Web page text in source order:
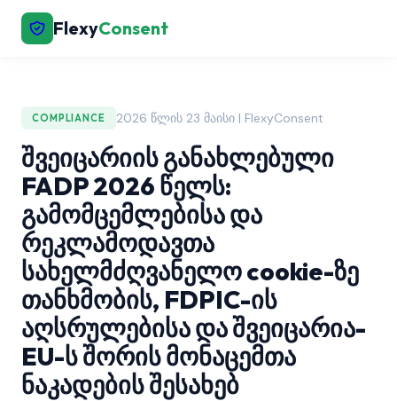
FlexyConsent
COMPLIANCE 2026 წლის 23 მაისი | FlexyConsent
შვეიცარიის განახლებული
FADP 2026 წელს:
გამომცემლებისა და
რეკლამოდავთა
სახელმძღვანელო cookie-ზე
თანხმობის, FDPIC-ის
აღსრულებისა და შვეიცარია-
EU-ს შორის მონაცემთა
ნაკადების შესახებ